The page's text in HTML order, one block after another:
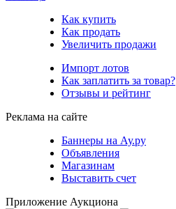
Как купить
Как продать
Увеличить продажи
Импорт лотов
Как заплатить за товар?
Отзывы и рейтинг
Реклама на сайте
Баннеры на Ау.ру
Объявления
Магазинам
Выставить счет
Приложение Аукциона